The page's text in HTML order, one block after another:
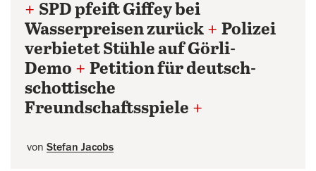
+ SPD pfeift Giffey bei
Wasserpreisen zurück + Polizei
verbietet Stühle auf Görli-
Demo + Petition für deutsch-
schottische
Freundschaftsspiele +
von Stefan Jacobs